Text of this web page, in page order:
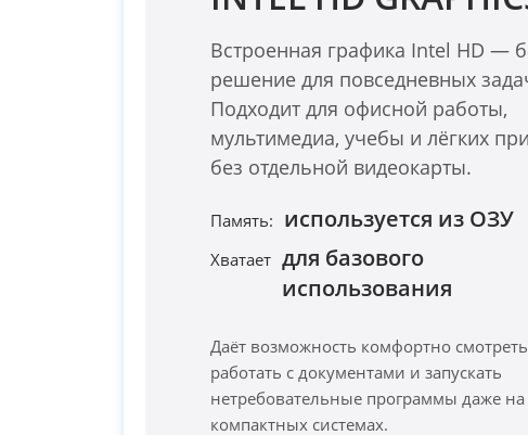
Встроенная графика Intel HD —
решение для повседневных
Подходит для офисной работы,
мультимедиа, учебы и лёгких
без отдельной видеокарты.
Память: используется из ОЗУ
Хватает для базового
использования
Даёт возможность комфортно
работать с документами и запускать
нетребовательные программы даже на
компактных системах.